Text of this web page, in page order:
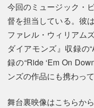
今回のミュージック・
督を担当している。彼
ファレル・ウィリアム
ダイアモンズ』収録の
録の“Ride ‘Em On
ンズの作品にも携わって
舞台裏映像はこちらから